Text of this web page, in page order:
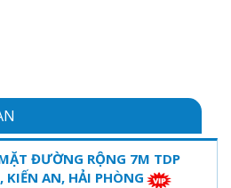
ĐƯỜNG RỘNG 7M TDP
AN, HẢI PHÒNG